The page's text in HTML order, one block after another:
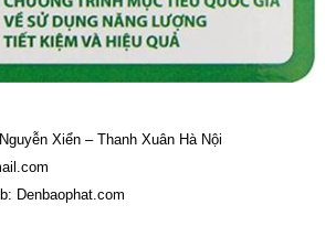
Xiển – Thanh Xuân Hà Nội
Denbaophat.com